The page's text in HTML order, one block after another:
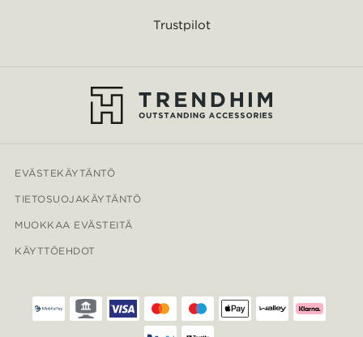
Trustpilot
EVÄSTEKÄYTÄNTÖ
TIETOSUOJAKÄYTÄNTÖ
MUOKKAA EVÄSTEITÄ
KÄYTTÖEHDOT